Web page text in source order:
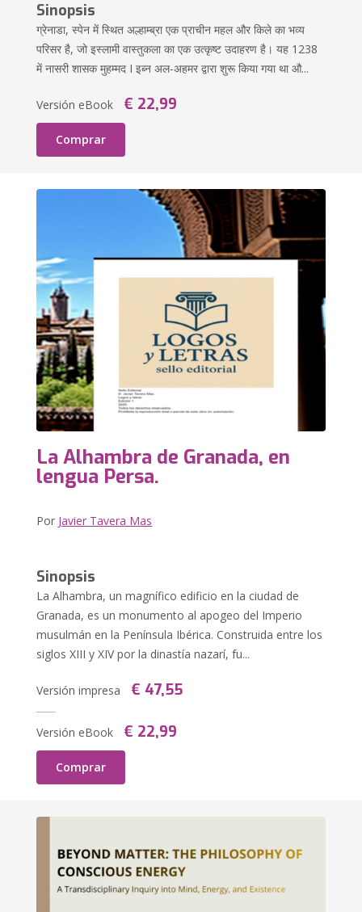
Sinopsis
ग्रेनाडा, स्पेन में स्थित अल्हाम्ब्रा एक प्राचीन महल और किले का भव्य
परिसर है, जो इस्लामी वास्तुकला का एक उत्कृष्ट उदाहरण है। यह 1238
में नासरी शासक मुहम्मद I इब्न अल-अहमर द्वारा शुरू किया गया था औ...
Versión eBook € 22,99
Comprar
La Alhambra de Granada, en
lengua Persa.
Por Javier Tavera Mas
Sinopsis
La Alhambra, un magnífico edificio en la ciudad de
Granada, es un monumento al apogeo del Imperio
musulmán en la Península Ibérica. Construida entre los
siglos XIII y XIV por la dinastía nazarí, fu...
Versión impresa € 47,55
Versión eBook € 22,99
Comprar